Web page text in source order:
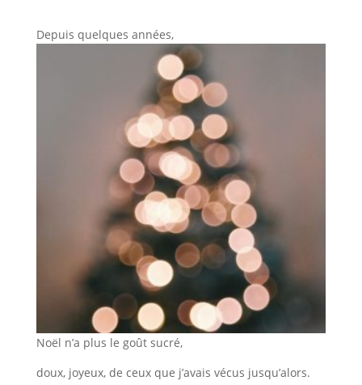
Depuis quelques années,
Noël n’a plus le goût sucré,
doux, joyeux, de ceux que j’avais vécus jusqu’alors.